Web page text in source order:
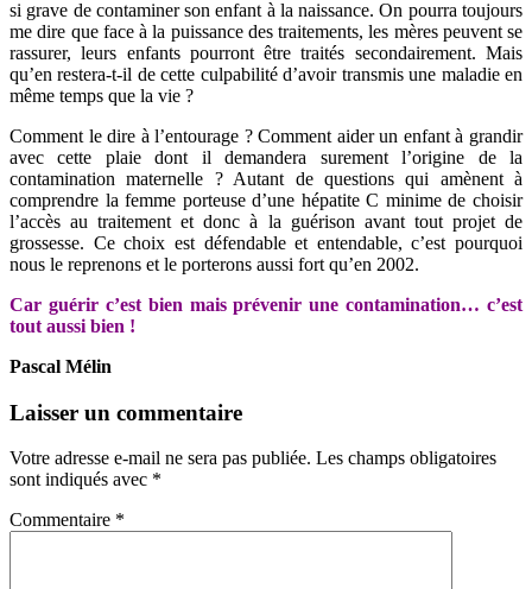
si grave de contaminer son enfant à la naissance. On pourra toujours
me dire que face à la puissance des traitements, les mères peuvent se
rassurer, leurs enfants pourront être traités secondairement. Mais
qu’en restera-t-il de cette culpabilité d’avoir transmis une maladie en
même temps que la vie ?
Comment le dire à l’entourage ? Comment aider un enfant à grandir
avec cette plaie dont il demandera surement l’origine de la
contamination maternelle ? Autant de questions qui amènent à
comprendre la femme porteuse d’une hépatite C minime de choisir
l’accès au traitement et donc à la guérison avant tout projet de
grossesse. Ce choix est défendable et entendable, c’est pourquoi
nous le reprenons et le porterons aussi fort qu’en 2002.
Car guérir c’est bien mais prévenir une contamination… c’est
tout aussi bien !
Pascal Mélin
Laisser un commentaire
Votre adresse e-mail ne sera pas publiée. Les champs obligatoires
sont indiqués avec *
Commentaire *